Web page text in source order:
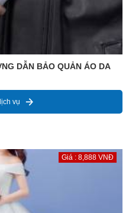
DẪN BẢO QUẢN ÁO DA
vụ
Giá : 8,888 VNĐ